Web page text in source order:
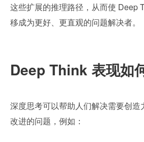
这些扩展的推理路径，从而使 Deep
移成为更好、更直观的问题解决者。
Deep Think 表现如
深度思考可以帮助人们解决需要创
改进的问题，例如：